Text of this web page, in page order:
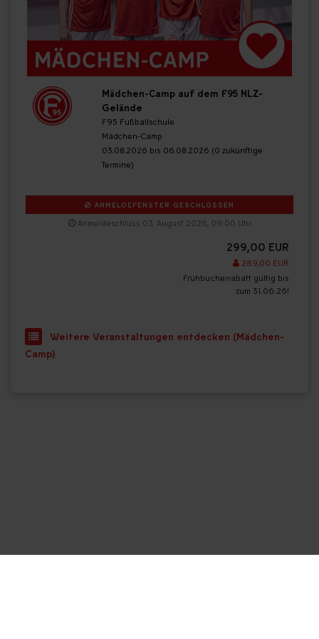
Mädchen-Camp auf dem F95 NLZ-
Gelände
F95 Fußballschule
Mädchen-Camp
03.08.2026 bis 06.08.2026 (0 zukünftige
Termine)
ANMELDEFENSTER GESCHLOSSEN
Anmeldeschluss 03. August 2026, 09:00 Uhr
299,00 EUR
289,00 EUR
Frühbucherrabatt gültig bis
zum 31.06.26!
Weitere Veranstaltungen entdecken (Mädchen-
Camp)